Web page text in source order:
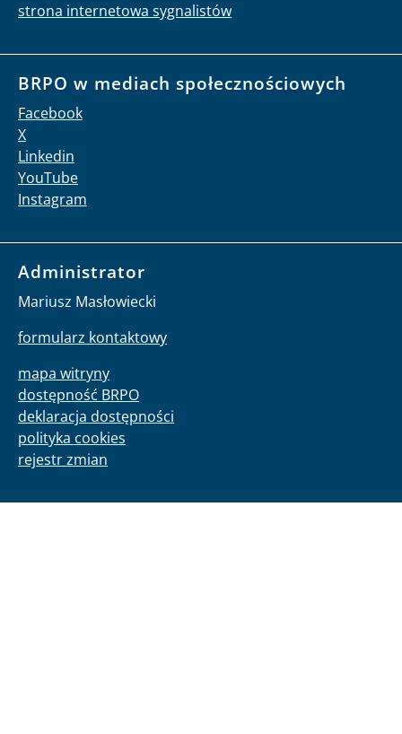
strona internetowa sygnalistów
BRPO w mediach społecznościowych
Facebook
X
Linkedin
YouTube
Instagram
Administrator
Mariusz Masłowiecki
formularz kontaktowy
mapa witryny
dostępność BRPO
deklaracja dostępności
polityka cookies
rejestr zmian